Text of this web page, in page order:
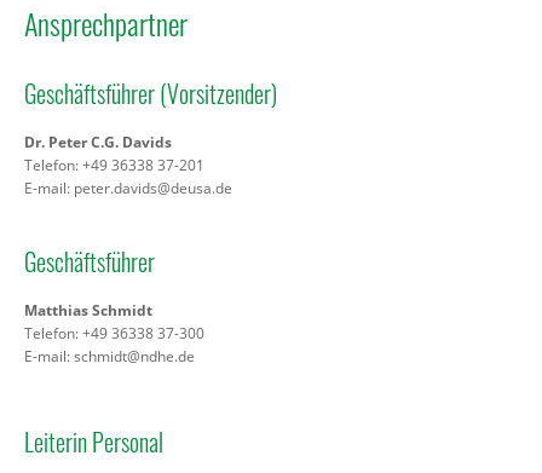
Ansprechpartner
Geschäftsführer (Vorsitzender)
Dr. Peter C.G. Davids
Telefon: +49 36338 37-201
E-mail: peter.davids@deusa.de
Geschäftsführer
Matthias Schmidt
Telefon: +49 36338 37-300
E-mail:schmidt@ndhe.de
Leiterin Personal